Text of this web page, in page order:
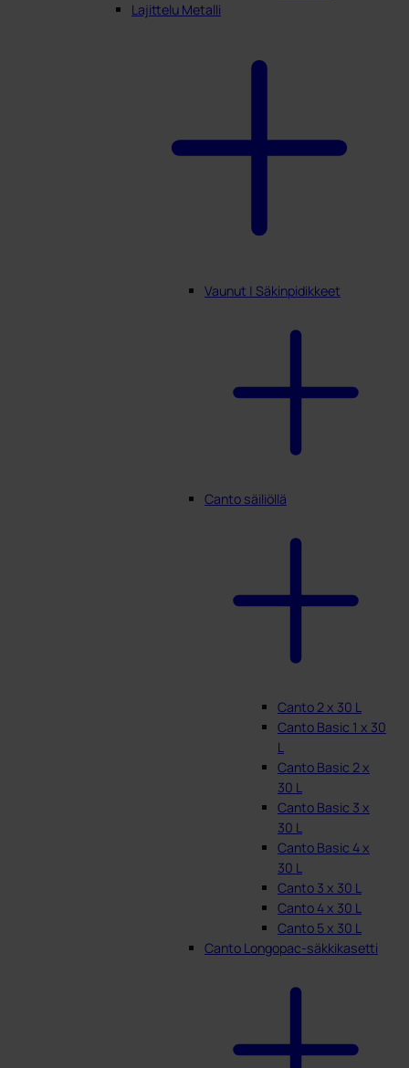
Lajittelu Metalli
Vaunut | Säkinpidikkeet
Canto säiliöllä
Canto 2 x 30 L
Canto Basic 1 x 30
L
Canto Basic 2 x
30 L
Canto Basic 3 x
30 L
Canto Basic 4 x
30 L
Canto 3 x 30 L
Canto 4 x 30 L
Canto 5 x 30 L
Canto Longopac-säkkikasetti